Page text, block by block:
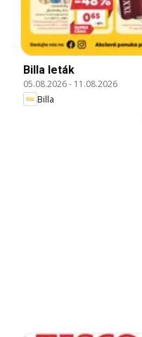
Billa leták
05.08.2026- 11.08.2026
Billa